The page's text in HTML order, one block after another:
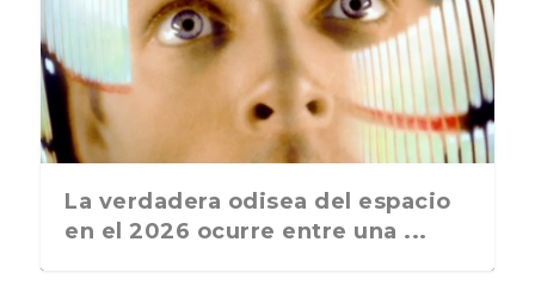
La última postal de la temporada
nos recuerda que nos vamos ...
La verdadera odisea del espacio
en el 2026 ocurre entre una ...